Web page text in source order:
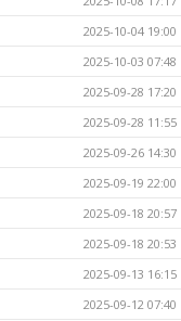
2025-10-04 19:00
2025-10-03 07:48
2025-09-28 17:20
2025-09-28 11:55
2025-09-26 14:30
2025-09-19 22:00
2025-09-18 20:57
2025-09-18 20:53
2025-09-13 16:15
2025-09-12 07:40